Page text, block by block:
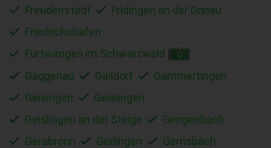
Freudenstadt
Fridingen an der Donau
Friedrichshafen
Furtwangen im Schwarzwald
G
Gaggenau Gaildorf
Gammertingen
Geisingen
Geislingen
Geislingen an der Steige
Gengenbach
Gerabronn
Gerlingen
Gernsbach